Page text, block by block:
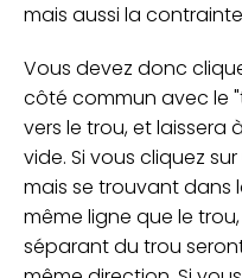
mais aussi la
Vous devez donc
côté commun avec le
vers le trou, et
vide. Si vous cliquez
mais se trouvant dans
même ligne que le
séparant du trou